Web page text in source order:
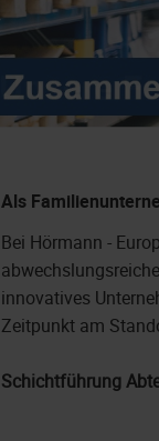
Als
Bei Hörmann -
innovatives
Zeitpunkt am
Schichtführung